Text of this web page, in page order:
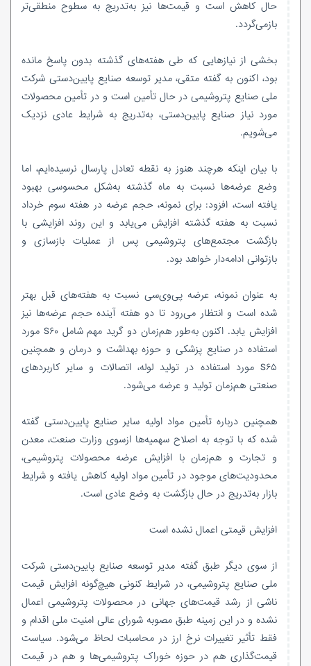
حال کاهش است و قیمت‌ها نیز به‌تدریج به سطوح منطقی‌تر
بازمی‌گردد.
بخشی از نیازهایی که طی هفته‌های گذشته بدون پاسخ مانده
بود، اکنون به گفته متقی، مدیر توسعه صنایع پایین‌دستی شرکت
ملی صنایع پتروشیمی در حال تأمین است و در تأمین محصولات
مورد نیاز صنایع پایین‌دستی، به‌تدریج به شرایط عادی نزدیک
می‌شویم.
با بیان اینکه هرچند هنوز به نقطه تعادل پارسال نرسیده‌ایم، اما
وضع عرضه‌ها نسبت به ماه گذشته به‌شکل محسوسی بهبود
یافته است، افزود: برای نمونه، حجم عرضه در هفته سوم خرداد
نسبت به هفته گذشته افزایش می‌یابد و این روند افزایشی با
بازگشت مجتمع‌های پتروشیمی پس از عملیات بازسازی و
بازتوانی ادامه‌دار خواهد بود.
به عنوان نمونه، عرضه پی‌وی‌سی نسبت به هفته‌های قبل بهتر
شده است و انتظار می‌رود تا دو هفته آینده حجم عرضه‌ها نیز
افزایش یابد. اکنون به‌طور هم‌زمان دو گرید مهم شامل S۶۰ مورد
استفاده در صنایع پزشکی و حوزه بهداشت و درمان و همچنین
S۶۵ مورد استفاده در تولید لوله، اتصالات و سایر کاربردهای
صنعتی هم‌زمان تولید و عرضه می‌شود.
همچنین درباره تأمین مواد اولیه سایر صنایع پایین‌دستی گفته
شده که با توجه به اصلاح سهمیه‌ها ازسوی وزارت صنعت، معدن
و تجارت و هم‌زمان با افزایش عرضه محصولات پتروشیمی،
محدودیت‌های موجود در تأمین مواد اولیه کاهش یافته و شرایط
بازار به‌تدریج در حال بازگشت به وضع عادی است.
افزایش قیمتی اعمال نشده است
از سوی دیگر طبق گفته مدیر توسعه صنایع پایین‌دستی شرکت
ملی صنایع پتروشیمی، در شرایط کنونی هیچ‌گونه افزایش قیمت
ناشی از رشد قیمت‌های جهانی در محصولات پتروشیمی اعمال
نشده و در این زمینه طبق مصوبه شورای عالی امنیت ملی اقدام و
فقط تأثیر تغییرات نرخ ارز در محاسبات لحاظ می‌شود. سیاست
قیمت‌گذاری هم در حوزه خوراک پتروشیمی‌ها و هم در قیمت